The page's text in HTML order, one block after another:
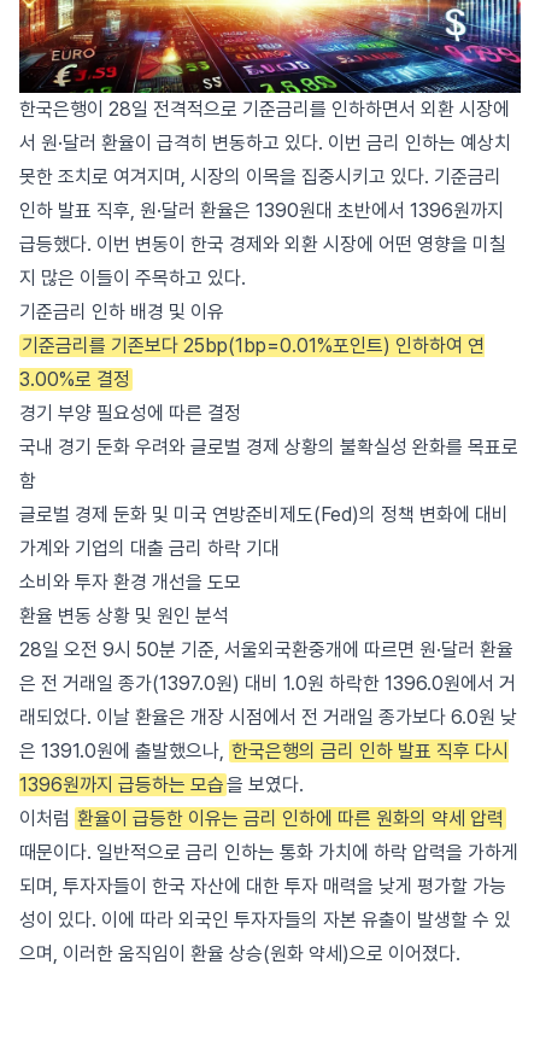
한국은행이 28일 전격적으로 기준금리를 인하하면서 외환 시장에
서 원·달러 환율이 급격히 변동하고 있다. 이번 금리 인하는 예상치
못한 조치로 여겨지며, 시장의 이목을 집중시키고 있다. 기준금리
인하 발표 직후, 원·달러 환율은 1390원대 초반에서 1396원까지
급등했다. 이번 변동이 한국 경제와 외환 시장에 어떤 영향을 미칠
지 많은 이들이 주목하고 있다.
기준금리 인하 배경 및 이유
기준금리를 기존보다 25bp(1bp=0.01%포인트) 인하하여 연
3.00%로 결정
경기 부양 필요성에 따른 결정
국내 경기 둔화 우려와 글로벌 경제 상황의 불확실성 완화를 목표로
함
글로벌 경제 둔화 및 미국 연방준비제도(Fed)의 정책 변화에 대비
가계와 기업의 대출 금리 하락 기대
소비와 투자 환경 개선을 도모
환율 변동 상황 및 원인 분석
28일 오전 9시 50분 기준, 서울외국환중개에 따르면 원·달러 환율
은 전 거래일 종가(1397.0원) 대비 1.0원 하락한 1396.0원에서 거
래되었다. 이날 환율은 개장 시점에서 전 거래일 종가보다 6.0원 낮
은 1391.0원에 출발했으나, 한국은행의 금리 인하 발표 직후 다시
1396원까지 급등하는 모습을 보였다.
이처럼 환율이 급등한 이유는 금리 인하에 따른 원화의 약세 압력
때문이다. 일반적으로 금리 인하는 통화 가치에 하락 압력을 가하게
되며, 투자자들이 한국 자산에 대한 투자 매력을 낮게 평가할 가능
성이 있다. 이에 따라 외국인 투자자들의 자본 유출이 발생할 수 있
으며, 이러한 움직임이 환율 상승(원화 약세)으로 이어졌다.